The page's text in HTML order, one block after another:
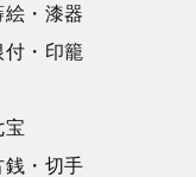
絵・漆器
付・印籠
宝
銭・切手